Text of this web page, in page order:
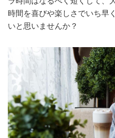
時間を喜びや楽しさでいち早
いと思いませんか？